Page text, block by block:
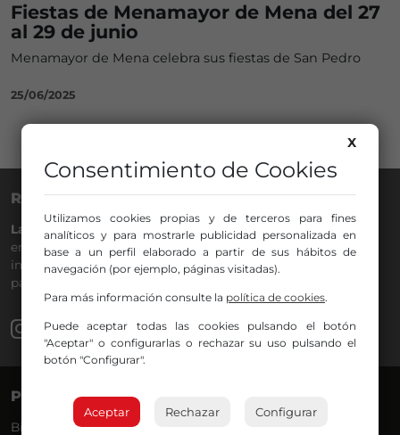
Fiestas de Menamayor de Mena del 27
al 29 de junio
Menamayor de Mena celebra sus fiestas de San Pedro
25/06/2025
RADIO NERVIÓN
La Gran Familia desde hace 40 años en la
de tu dial. La
emisora de Bilbao para todos los públicos, con Más Música,
información a menos cinco, deportes, tráfico y la
participación de los oyentes.
PROGRAMAS
Bilbosport
X
Consentimiento de Cookies
Utilizamos cookies propias y de terceros para fines
analíticos y para mostrarle publicidad personalizada en
base a un perfil elaborado a partir de sus hábitos de
navegación (por ejemplo, páginas visitadas).
Para más información consulte la política de cookies.
Puede aceptar todas las cookies pulsando el botón
"Aceptar" o configurarlas o rechazar su uso pulsando el
botón "Configurar".
Aceptar Rechazar Configurar